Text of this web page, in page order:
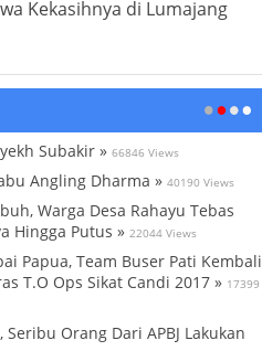
Kekasihnya di Lumajang
Subakir » 66846 Views
Angling Dharma » 40190 Views
Warga Desa Rahayu Tebas
Hingga Putus » 22044 Views
Papua, Team Buser Pati Kembali
T.O Ops Sikat Candi 2017 » 17399
Seribu Orang Dari APBJ Lakukan